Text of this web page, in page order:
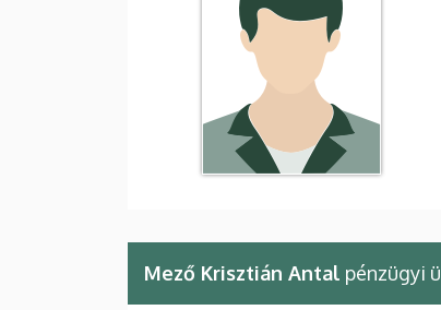
Mező Krisztián Antal pénzügyi